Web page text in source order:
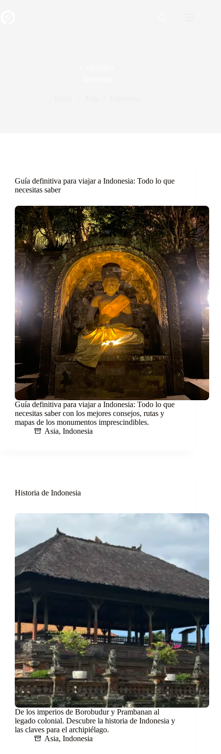
Guía definitiva para viajar a Indonesia: Todo lo que
necesitas saber
Guía definitiva para viajar a Indonesia: Todo lo que
necesitas saber con los mejores consejos, rutas y
mapas de los monumentos imprescindibles.
Asia, Indonesia
Historia de Indonesia
De los imperios de Borobudur y Prambanan al
legado colonial. Descubre la historia de Indonesia y
las claves para el archipiélago.
Asia, Indonesia